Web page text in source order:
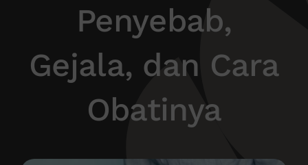
Kontak Kami
Penyebab,
Gejala, dan Cara
Obatinya